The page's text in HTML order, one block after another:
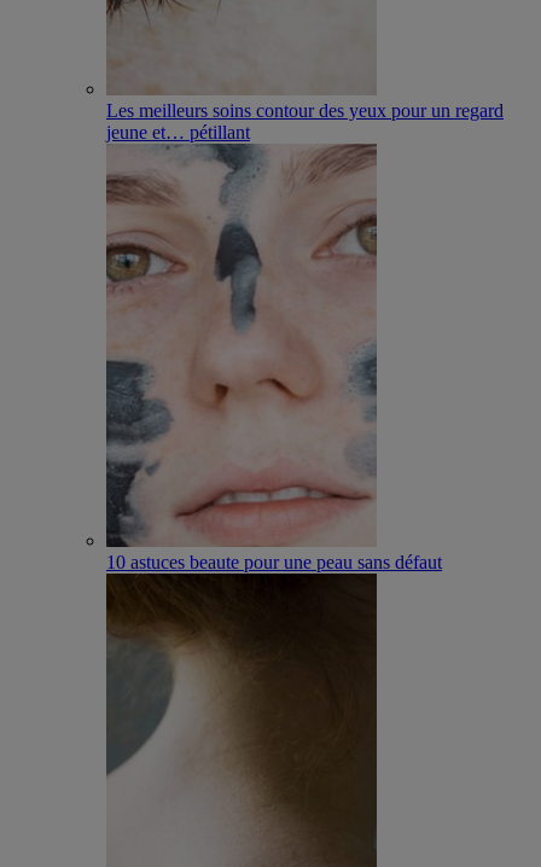
Les meilleurs soins contour des yeux pour un regard
jeune et… pétillant
10 astuces beaute pour une peau sans défaut